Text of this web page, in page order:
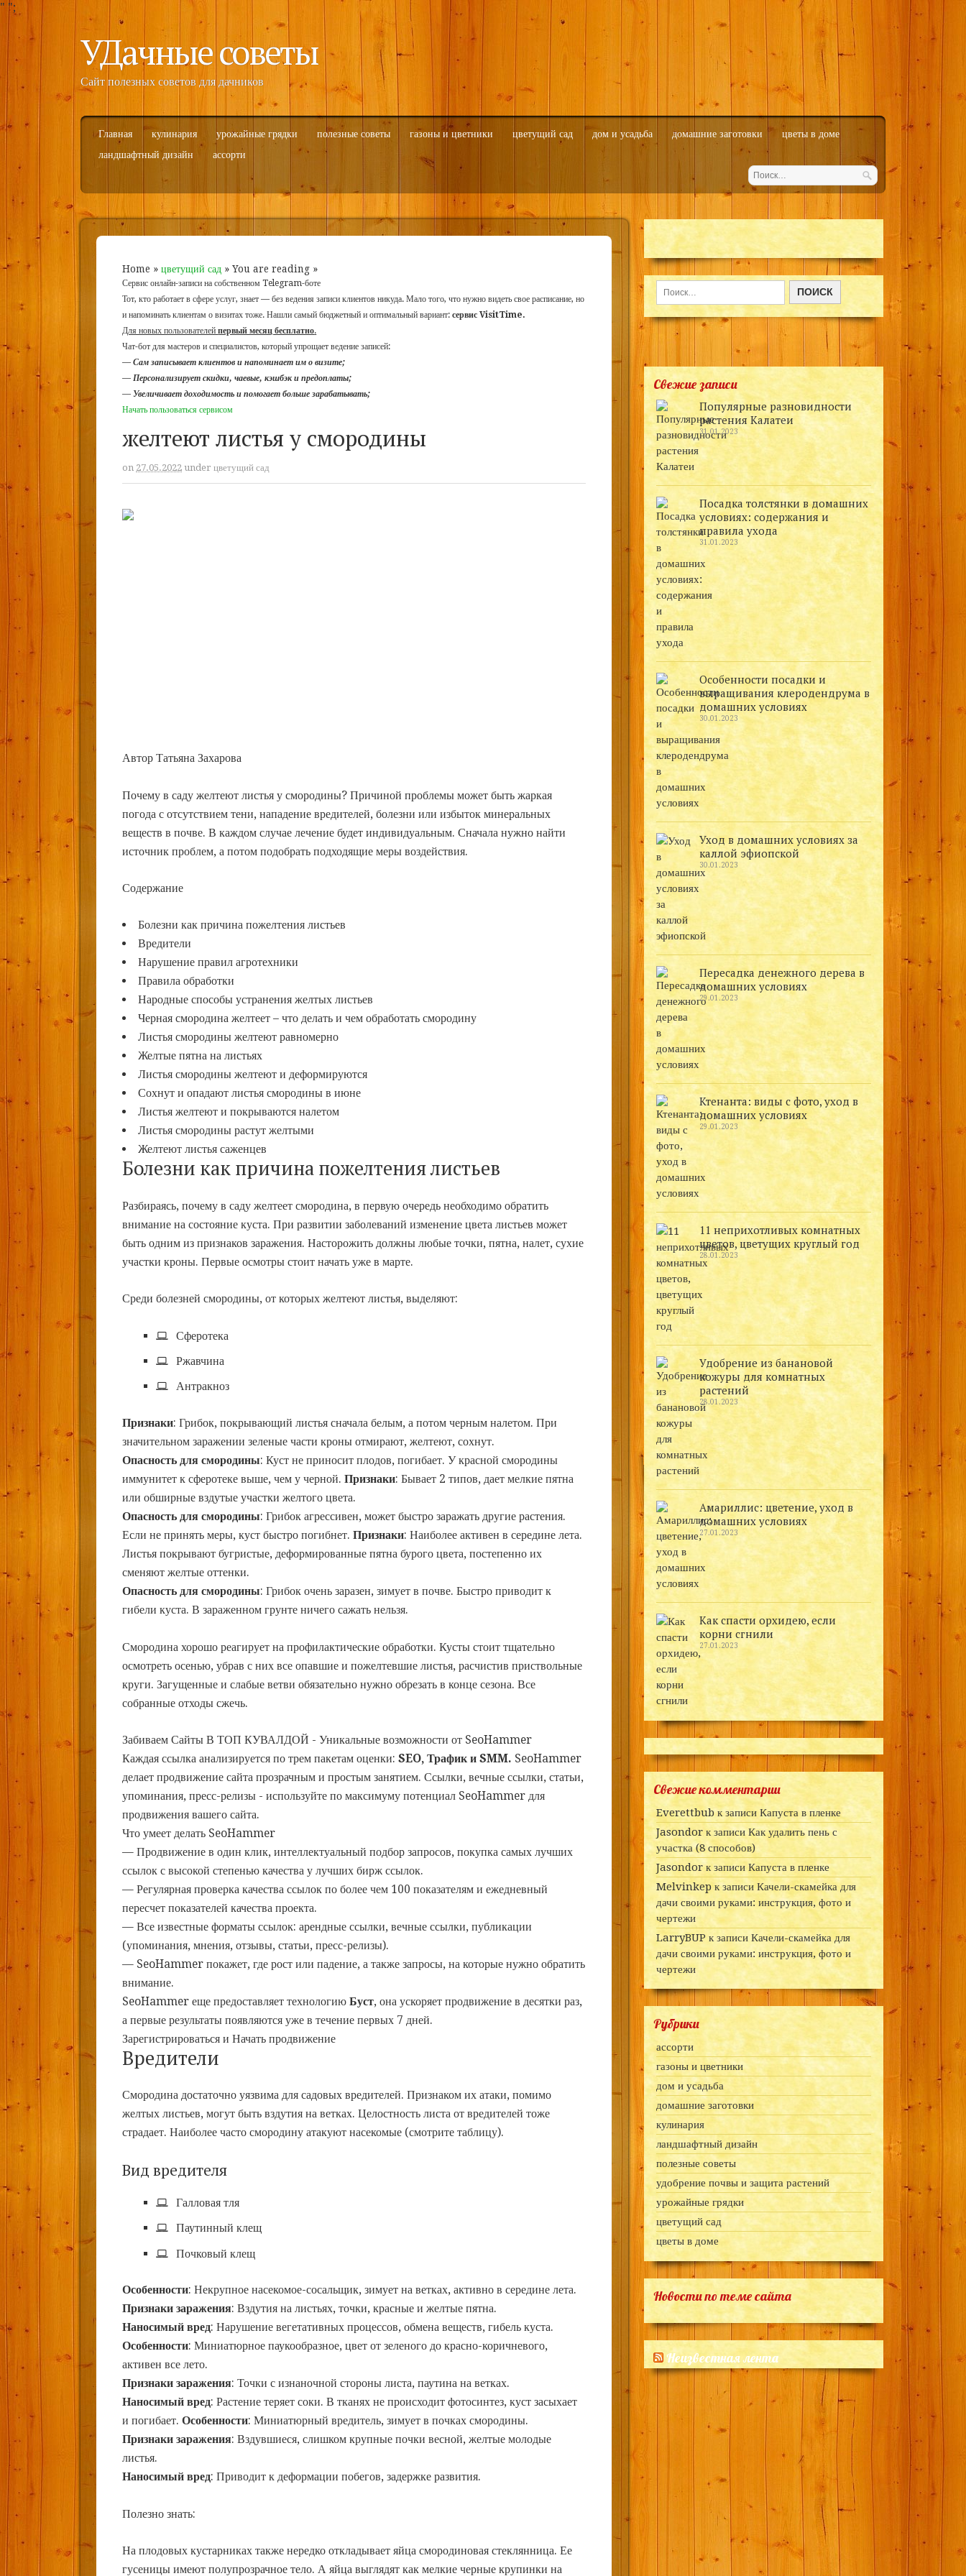
" ";
УДачные советы
Сайт полезных советов для дачников
Главная кулинария урожайные грядки полезные советы газоны и цветники цветущий сад дом и усадьба домашние заготовки
цветы в доме
ландшафтный дизайн
ассорти
Home »цветущий сад » You are reading »
Сервис онлайн-записи на собственном Telegram-боте
Тот, кто работает в сфере услуг, знает — без ведения записи клиентов никуда. Мало того, что нужно видеть свое расписание, но
и напоминать клиентам о визитах тоже. Нашли самый бюджетный и оптимальный вариант:сервис VisitTime.
Для новых пользователейпервый месяц бесплатно.
Чат-бот для мастеров и специалистов, который упрощает ведение записей:
—Сам записывает клиентов и напоминает им о визите;
—Персонализирует скидки, чаевые, кэшбэк и предоплаты;
— Увеличивает доходимость и помогает больше зарабатывать;
Начать пользоваться сервисом
желтеют листья у смородины
on 27.05.2022 underцветущий сад
Автор Татьяна Захарова
Почему в саду желтеют листья у смородины? Причиной проблемы может быть жаркая
погода с отсутствием тени, нападение вредителей, болезни или избыток минеральных
веществ в почве. В каждом случае лечение будет индивидуальным. Сначала нужно найти
источник проблем, а потом подобрать подходящие меры воздействия.
Содержание
Болезни как причина пожелтения листьев
Вредители
Нарушение правил агротехники
Правила обработки
Народные способы устранения желтых листьев
Черная смородина желтеет – что делать и чем обработать смородину
Листья смородины желтеют равномерно
Желтые пятна на листьях
Листья смородины желтеют и деформируются
Сохнут и опадают листья смородины в июне
Листья желтеют и покрываются налетом
Листья смородины растут желтыми
Желтеют листья саженцев
Болезни как причина пожелтения листьев
Разбираясь, почему в саду желтеет смородина, в первую очередь необходимо обратить
внимание на состояние куста. При развитии заболеваний изменение цвета листьев может
быть одним из признаков заражения. Насторожить должны любые точки, пятна, налет, сухие
участки кроны. Первые осмотры стоит начать уже в марте.
Среди болезней смородины, от которых желтеют листья, выделяют:
Сферотека
Ржавчина
Антракноз
Признаки: Грибок, покрывающий листья сначала белым, а потом черным налетом. При
значительном заражении зеленые части кроны отмирают, желтеют, сохнут.
Опасность для смородины: Куст не приносит плодов, погибает. У красной смородины
иммунитет к сферотеке выше, чем у черной.Признаки: Бывает 2 типов, дает мелкие пятна
или обширные вздутые участки желтого цвета.
Опасность для смородины: Грибок агрессивен, может быстро заражать другие растения.
Если не принять меры, куст быстро погибнет.Признаки: Наиболее активен в середине лета.
Листья покрывают бугристые, деформированные пятна бурого цвета, постепенно их
сменяют желтые оттенки.
Опасность для смородины: Грибок очень заразен, зимует в почве. Быстро приводит к
гибели куста. В зараженном грунте ничего сажать нельзя.
Смородина хорошо реагирует на профилактические обработки. Кусты стоит тщательно
осмотреть осенью, убрав с них все опавшие и пожелтевшие листья, расчистив приствольные
круги. Загущенные и слабые ветви обязательно нужно обрезать в конце сезона. Все
собранные отходы сжечь.
Забиваем Сайты В ТОП КУВАЛДОЙ - Уникальные возможности от SeoHammer
Каждая ссылка анализируется по трем пакетам оценки:SEO, Трафик и SMM. SeoHammer
делает продвижение сайта прозрачным и простым занятием. Ссылки, вечные ссылки, статьи,
упоминания, пресс-релизы - используйте по максимуму потенциал SeoHammer для
продвижения вашего сайта.
Что умеет делать SeoHammer
— Продвижение в один клик, интеллектуальный подбор запросов, покупка самых лучших
ссылок с высокой степенью качества у лучших бирж ссылок.
— Регулярная проверка качества ссылок по более чем 100 показателям и ежедневный
пересчет показателей качества проекта.
— Все известные форматы ссылок: арендные ссылки, вечные ссылки, публикации
(упоминания, мнения, отзывы, статьи, пресс-релизы).
— SeoHammer покажет, где рост или падение, а также запросы, на которые нужно обратить
внимание.
SeoHammer еще предоставляет технологиюБуст, она ускоряет продвижение в десятки раз,
а первые результаты появляются уже в течение первых 7 дней.
Зарегистрироваться и Начать продвижение
Вредители
Смородина достаточно уязвима для садовых вредителей. Признаком их атаки, помимо
желтых листьев, могут быть вздутия на ветках. Целостность листа от вредителей тоже
страдает. Наиболее часто смородину атакуют насекомые (смотрите таблицу).
Вид вредителя
Галловая тля
Паутинный клещ
Почковый клещ
Особенности: Некрупное насекомое-сосальщик, зимует на ветках, активно в середине лета.
Признаки заражения: Вздутия на листьях, точки, красные и желтые пятна.
Наносимый вред: Нарушение вегетативных процессов, обмена веществ, гибель куста.
Особенности: Миниатюрное паукообразное, цвет от зеленого до красно-коричневого,
активен все лето.
Признаки заражения: Точки с изнаночной стороны листа, паутина на ветках.
Наносимый вред: Растение теряет соки. В тканях не происходит фотосинтез, куст засыхает
и погибает.Особенности: Миниатюрный вредитель, зимует в почках смородины.
Признаки заражения: Вздувшиеся, слишком крупные почки весной, желтые молодые
листья.
Наносимый вред: Приводит к деформации побегов, задержке развития.
Полезно знать:
На плодовых кустарниках также нередко откладывает яйца смородиновая стеклянница. Ее
гусеницы имеют полупрозрачное тело. А яйца выглядят как мелкие черные крупинки на
Свежие записи
Популярные разновидности
растения Калатеи
31.01.2023
Посадка толстянки в домашних
условиях: содержания и
правила ухода
31.01.2023
Особенности посадки и
выращивания клеродендрума в
домашних условиях
30.01.2023
Уход в домашних условиях за
каллой эфиопской
30.01.2023
Пересадка денежного дерева в
домашних условиях
29.01.2023
Ктенанта: виды с фото, уход в
домашних условиях
29.01.2023
11 неприхотливых комнатных
цветов, цветущих круглый год
28.01.2023
Удобрение из банановой
кожуры для комнатных
растений
28.01.2023
Амариллис: цветение, уход в
домашних условиях
27.01.2023
Как спасти орхидею, если
корни сгнили
27.01.2023
Свежие комментарии
Everettbubк записи Капуста в пленке
Jasondorк записиКак удалить пень с
участка (8 способов)
Jasondorк записи Капуста в пленке
Melvinkepк записи Качели-скамейка для
дачи своими руками: инструкция, фото и
чертежи
LarryBUP к записи Качели-скамейка для
дачи своими руками: инструкция, фото и
чертежи
Рубрики
ассорти
газоны и цветники
дом и усадьба
домашние заготовки
кулинария
ландшафтный дизайн
полезные советы
удобрение почвы и защита растений
урожайные грядки
цветущий сад
цветы в доме
Новости по теме сайта
Неизвестная лента